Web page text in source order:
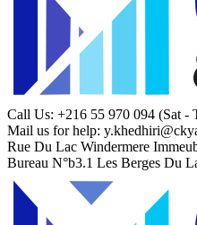
Call Us: +216 55 970 094 (Sat -
Mail us for help:
Rue Du Lac Windermere
Bureau N°b3.1 Les Berges Du